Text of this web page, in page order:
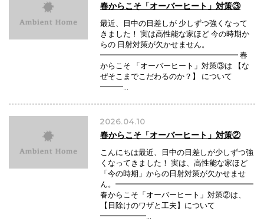
春からこそ「オーバーヒート」対策③
最近、日中の日差しが 少しずつ強くなって
きました！ 実は高性能な家ほど 今の時期か
らの 日射対策が欠かせません。
━━━━━━━━━━━━━━━━━━ 春
からこそ 「オーバーヒート」対策③は 【な
ぜそこまでこだわるのか？】 について
━━━…
2026.04.10
春からこそ「オーバーヒート」対策②
こんにちは最近、日中の日差しが少しずつ強
くなってきました！ 実は、高性能な家ほど
「今の時期」からの日射対策が欠かせませ
ん。━━━━━━━━━━━━━━━━━━
春からこそ「オーバーヒート」対策②は、
【日除けのワザと工夫】について
━━━━━━…